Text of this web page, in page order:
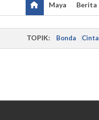
Maya Berita
TOPIK: Bonda Cinta